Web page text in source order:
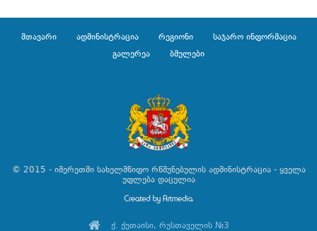
მთავარი ადმინისტრაცია რეგიონი
საჯარო ინფორმაცია
გალერეა
ბმულები
© 2015 - იმერეთში სახელმწიფო რწმუნებულის ადმინისტრაცია - ყველა
უფლება დაცულია
ქ. ქუთაისი, რუსთაველის №3